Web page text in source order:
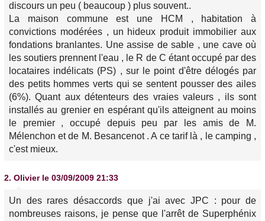
discours un peu ( beaucoup ) plus souvent..
La maison commune est une HCM , habitation à
convictions modérées , un hideux produit immobilier aux
fondations branlantes. Une assise de sable , une cave où
les soutiers prennent l'eau , le R de C étant occupé par des
locataires indélicats (PS) , sur le point d'être délogés par
des petits hommes verts qui se sentent pousser des ailes
(6%). Quant aux détenteurs des vraies valeurs , ils sont
installés au grenier en espérant qu'ils atteignent au moins
le premier , occupé depuis peu par les amis de M.
Mélenchon et de M. Besancenot . A ce tarif là , le camping ,
c'est mieux.
2. Olivier le 03/09/2009 21:33
Un des rares désaccords que j'ai avec JPC : pour de
nombreuses raisons, je pense que l'arrêt de Superphénix